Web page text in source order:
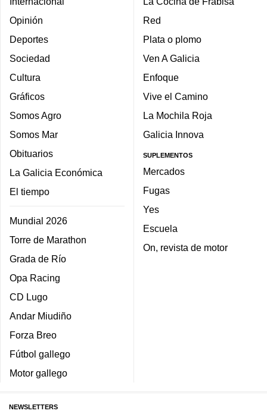
Opinión
Deportes
Sociedad
Cultura
Gráficos
Somos Agro
Somos Mar
Obituarios
La Galicia Económica
El tiempo
Mundial 2026
Torre de Marathon
Grada de Río
Opa Racing
CD Lugo
Andar Miudiño
Forza Breo
Fútbol gallego
Motor gallego
Red
Plata o plomo
Ven A Galicia
Enfoque
Vive el Camino
La Mochila Roja
Galicia Innova
SUPLEMENTOS
Mercados
Fugas
Yes
Escuela
On, revista de motor
NEWSLETTERS